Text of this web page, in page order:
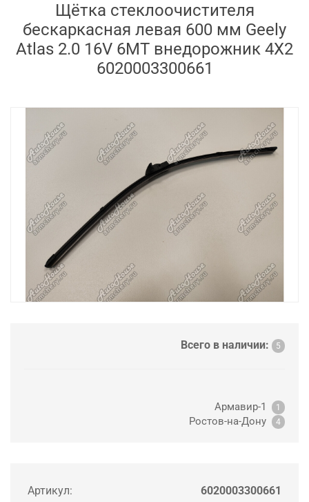
Щётка стеклоочистителя
бескаркасная левая 600 мм Geely
Atlas 2.0 16V 6MT внедорожник 4X2
6020003300661
Всего в наличии: 5
Армавир-1 1
Ростов-на-Дону 4
Артикул: 6020003300661